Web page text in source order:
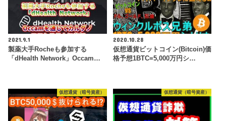
2021.9.1
製薬大手Rocheも参加する
「dHealth Network」Occam…
2020.10.28
仮想通貨ビットコイン(Bitcoin)価
格予想1BTC=5,000万円シ…
仮想通貨（暗号資産） 仮想通貨（暗号資産）